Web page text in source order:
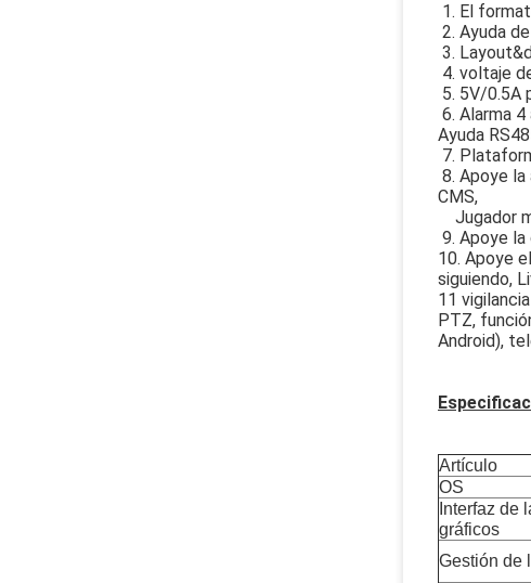
1. El
2. Ayuda
3.
4. voltaje
5. 5V/0.5A
6. Alarma
Ayuda
7.
8. Apoye
CMS,
Jugador
9. Apoye
10. Apoye
siguiendo,
11
PTZ,
Android),
Artículo
OS
Interfaz de
gráficos
Gestión de